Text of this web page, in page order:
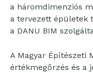
a háromdimenziós
a tervezett épületek
a DANU BIM
A Magyar Építészeti
értékmegőrzés és a